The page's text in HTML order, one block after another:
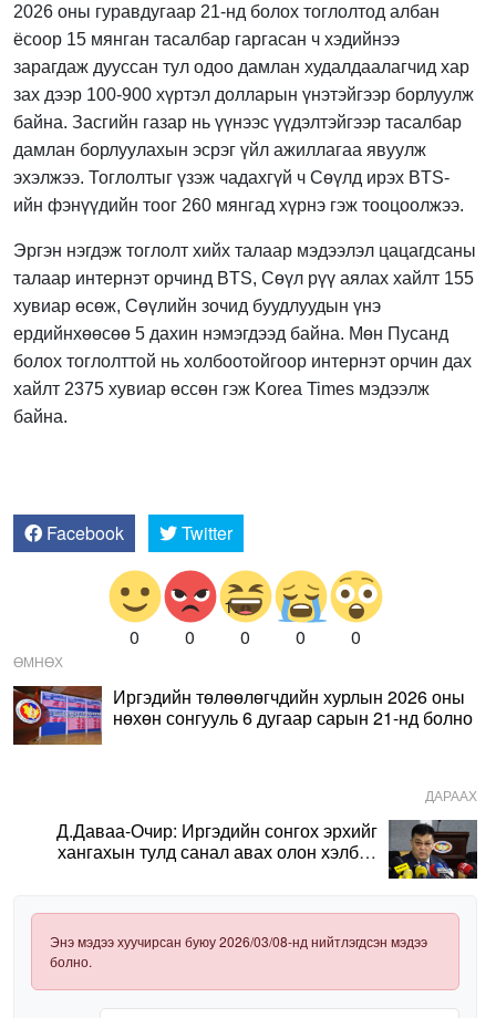
2026 оны гуравдугаар 21-нд болох тоглолтод албан
ёсоор 15 мянган тасалбар гаргасан ч хэдийнээ
зарагдаж дууссан тул одоо дамлан худалдаалагчид хар
зах дээр 100-900 хүртэл долларын үнэтэйгээр борлуулж
байна. Засгийн газар нь үүнээс үүдэлтэйгээр тасалбар
дамлан борлуулахын эсрэг үйл ажиллагаа явуулж
эхэлжээ. Тоглолтыг үзэж чадахгүй ч Сөүлд ирэх BTS-
ийн фэнүүдийн тоог 260 мянгад хүрнэ гэж тооцоолжээ.
Эргэн нэгдэж тоглолт хийх талаар мэдээлэл цацагдсаны
талаар интернэт орчинд BTS, Сөүл рүү аялах хайлт 155
хувиар өсөж, Сөүлийн зочид буудлуудын үнэ
ердийнхөөсөө 5 дахин нэмэгдээд байна. Мөн Пусанд
болох тоглолттой нь холбоотойгоор интернэт орчин дах
хайлт 2375 хувиар өссөн гэж Korea Times мэдээлж
байна.
Facebook Twitter
0 0 0 0 0
ӨМНӨХ
Иргэдийн төлөөлөгчдийн хурлын 2026 оны
нөхөн сонгууль 6 дугаар сарын 21-нд болно
ДАРААХ
Д.Даваа-Очир: Иргэдийн сонгох эрхийг
хангахын тулд санал авах олон хэлбэр
Энэ мэдээ хуучирсан буюу 2026/03/08-нд нийтлэгдсэн мэдээ
болно.